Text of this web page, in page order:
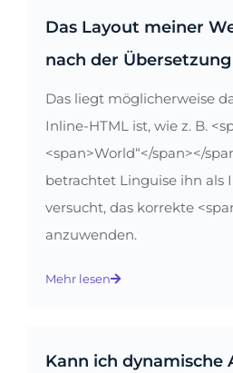
Das Layout meiner
nach der
Das liegt möglicherweise
Inline-HTML ist, wie z. B.
<span>World“</span></
betrachtet Linguise ihn als
versucht, das korrekte
anzuwenden.
Mehr lesen
Kann ich dynamische